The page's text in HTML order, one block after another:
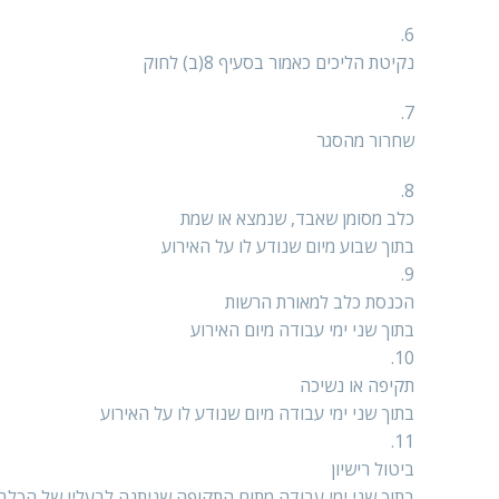
6.
נקיטת הליכים כאמור בסעיף 8(ב) לחוק
7.
שחרור מהסגר
8.
כלב מסומן שאבד, שנמצא או שמת
בתוך שבוע מיום שנודע לו על האירוע
9.
הכנסת כלב למאורת הרשות
בתוך שני ימי עבודה מיום האירוע
10.
תקיפה או נשיכה
בתוך שני ימי עבודה מיום שנודע לו על האירוע
11.
ביטול רישיון